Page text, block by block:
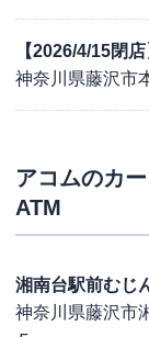
【2026/4/15閉
神奈川県藤沢市
アコムのカ
ATM
湘南台駅前むじ
神奈川県藤沢市